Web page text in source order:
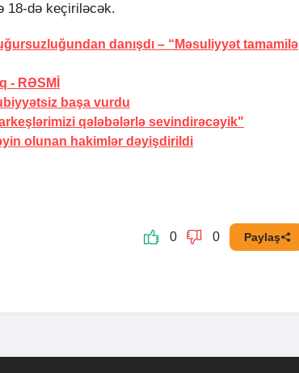
18-də keçiriləcək.
danışdı – “Məsuliyyət tamamilə
- RƏSMİ
başa vurdu
qələbələrlə sevindirəcəyik"
olunan hakimlər dəyişdirildi
0 0 Paylaş